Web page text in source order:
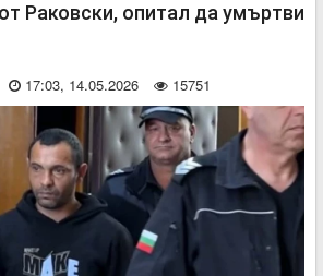
Раковски, опитал да умъртви
17:03, 14.05.2026 15751